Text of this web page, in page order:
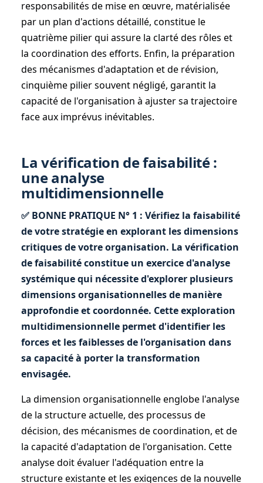
responsabilités de mise en œuvre, matérialisée
par un plan d'actions détaillé, constitue le
quatrième pilier qui assure la clarté des rôles et
la coordination des efforts. Enfin, la préparation
des mécanismes d'adaptation et de révision,
cinquième pilier souvent négligé, garantit la
capacité de l'organisation à ajuster sa trajectoire
face aux imprévus inévitables.
La vérification de faisabilité :
une analyse
multidimensionnelle
✅ BONNE PRATIQUE N° 1 : Vérifiez la faisabilité
de votre stratégie en explorant les dimensions
critiques de votre organisation. La vérification
de faisabilité constitue un exercice d'analyse
systémique qui nécessite d'explorer plusieurs
dimensions organisationnelles de manière
approfondie et coordonnée. Cette exploration
multidimensionnelle permet d'identifier les
forces et les faiblesses de l'organisation dans
sa capacité à porter la transformation
envisagée.
La dimension organisationnelle englobe l'analyse
de la structure actuelle, des processus de
décision, des mécanismes de coordination, et de
la capacité d'adaptation de l'organisation. Cette
analyse doit évaluer l'adéquation entre la
structure existante et les exigences de la nouvelle